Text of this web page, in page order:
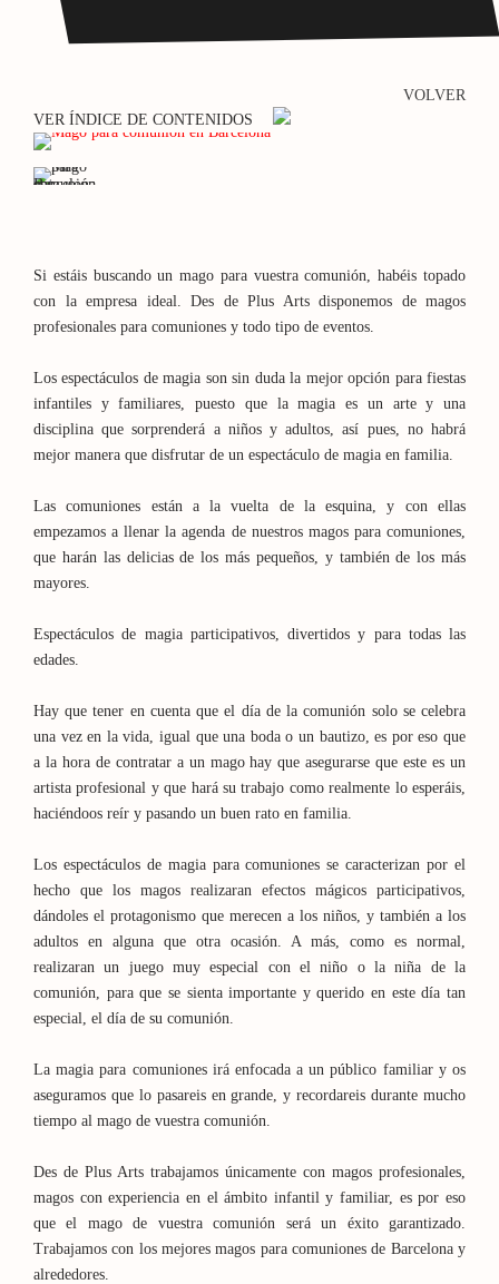
VOLVER
VER ÍNDICE DE CONTENIDOS
Si estáis buscando un mago para vuestra comunión, habéis topado
con la empresa ideal. Des de Plus Arts disponemos de magos
profesionales para comuniones y todo tipo de eventos.
Los espectáculos de magia son sin duda la mejor opción para fiestas
infantiles y familiares, puesto que la magia es un arte y una
disciplina que sorprenderá a niños y adultos, así pues, no habrá
mejor manera que disfrutar de un espectáculo de magia en familia.
Las comuniones están a la vuelta de la esquina, y con ellas
empezamos a llenar la agenda de nuestros magos para comuniones,
que harán las delicias de los más pequeños, y también de los más
mayores.
Espectáculos de magia participativos, divertidos y para todas las
edades.
Hay que tener en cuenta que el día de la comunión solo se celebra
una vez en la vida, igual que una boda o un bautizo, es por eso que
a la hora de contratar a un mago hay que asegurarse que este es un
artista profesional y que hará su trabajo como realmente lo esperáis,
haciéndoos reír y pasando un buen rato en familia.
Los espectáculos de magia para comuniones se caracterizan por el
hecho que los magos realizaran efectos mágicos participativos,
dándoles el protagonismo que merecen a los niños, y también a los
adultos en alguna que otra ocasión. A más, como es normal,
realizaran un juego muy especial con el niño o la niña de la
comunión, para que se sienta importante y querido en este día tan
especial, el día de su comunión.
La magia para comuniones irá enfocada a un público familiar y os
aseguramos que lo pasareis en grande, y recordareis durante mucho
tiempo al mago de vuestra comunión.
Des de Plus Arts trabajamos únicamente con magos profesionales,
magos con experiencia en el ámbito infantil y familiar, es por eso
que el mago de vuestra comunión será un éxito garantizado.
Trabajamos con los mejores magos para comuniones de Barcelona y
alrededores.